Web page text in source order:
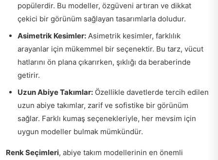
popülerdir. Bu modeller, özgüveni artıran ve dikkat
çekici bir görünüm sağlayan tasarımlarla doludur.
Asimetrik Kesimler: Asimetrik kesimler, farklılık
arayanlar için mükemmel bir seçenektir. Bu tarz, vücut
hatlarını ön plana çıkarırken, şıklığı da beraberinde
getirir.
Uzun Abiye Takımlar: Özellikle davetlerde tercih edilen
uzun abiye takımlar, zarif ve sofistike bir görünüm
sağlar. Farklı kumaş seçenekleriyle, her mevsim için
uygun modeller bulmak mümkündür.
Renk Seçimleri, abiye takım modellerinin en önemli